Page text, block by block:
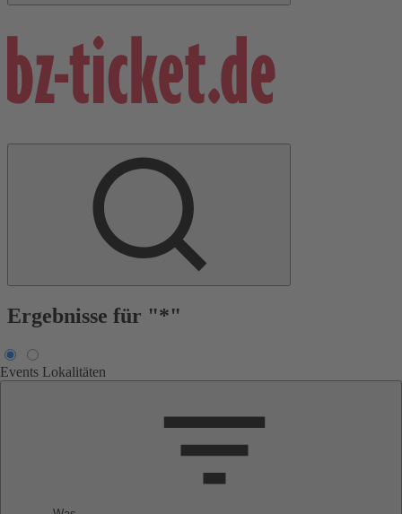
Ergebnisse für "*"
Events Lokalitäten